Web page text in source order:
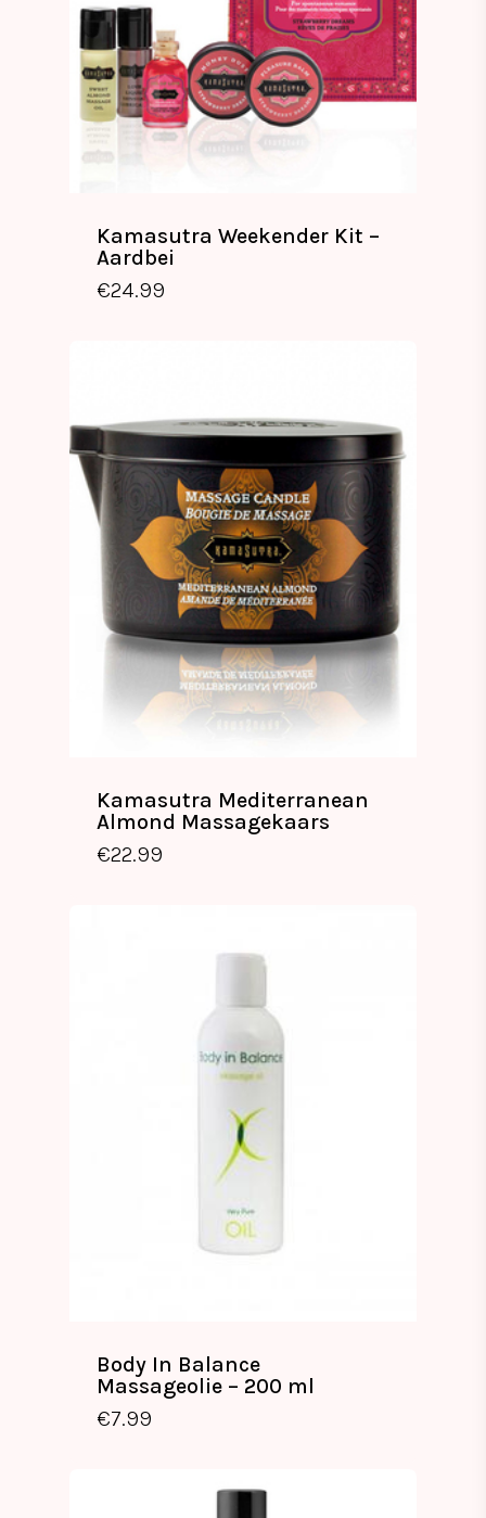
Kamasutra Weekender Kit –
Aardbei
€24.99
Kamasutra Mediterranean
Almond Massagekaars
€22.99
€22.99
Body In Balance
Massageolie – 200 ml
€7.99
€ 7.99